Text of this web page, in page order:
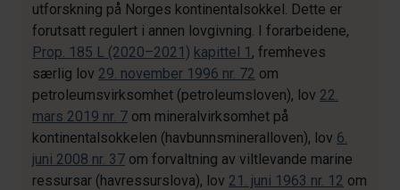
utforskning på Norges kontinentalsokkel. Dette er
forutsatt regulert i annen lovgivning. I forarbeidene,
Prop. 185 L (2020–2021) kapittel 1 , fremheves
særlig lov 29. november 1996 nr. 72 om
petroleumsvirksomhet (petroleumsloven), lov 22.
mars 2019 nr. 7 om mineralvirksomhet på
kontinentalsokkelen (havbunnsmineralloven), lov 6.
juni 2008 nr. 37 om forvaltning av viltlevande marine
ressursar (havressurslova), lov 21. juni 1963 nr. 12 om